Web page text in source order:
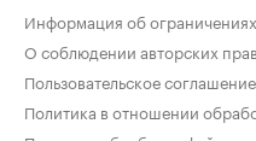
Информация об ограничениях
О соблюдении авторских прав
Пользовательское соглашение
Политика в отношении